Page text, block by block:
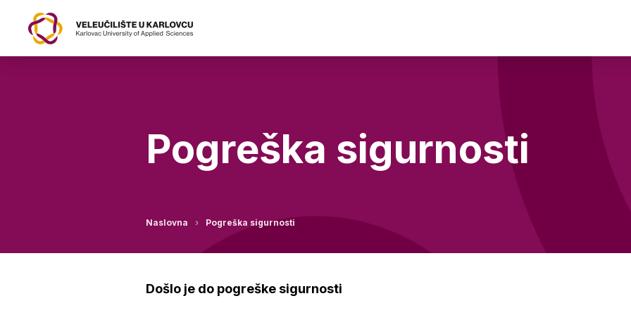
Pogreška sigurnosti
Naslovna Pogreška sigurnosti
Došlo je do pogreške sigurnosti